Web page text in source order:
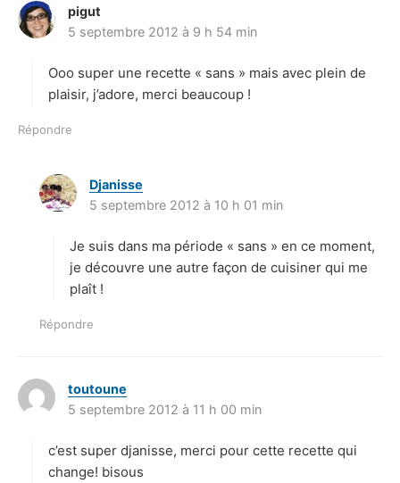
pigut
i
:
5 septembre 2012 à 9 h 54 min
Ooo super une recette « sans » mais avec plein de
plaisir, j’adore, merci beaucoup !
Répondre
Djanisse
i
:
5 septembre 2012 à 10 h 01 min
Je suis dans ma période « sans » en ce moment,
je découvre une autre façon de cuisiner qui me
plaît !
Répondre
toutoune
i
:
5 septembre 2012 à 11 h 00 min
c’est super djanisse, merci pour cette recette qui
change! bisous